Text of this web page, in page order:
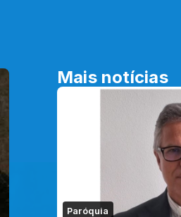
Mais notícias
Paróquia